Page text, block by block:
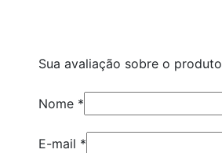
Sua avaliação sobre o produto
Nome *
E-mail *